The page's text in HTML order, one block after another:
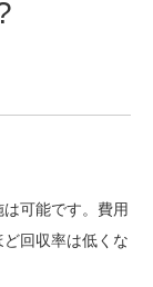
可能です。費用
回収率は低くな